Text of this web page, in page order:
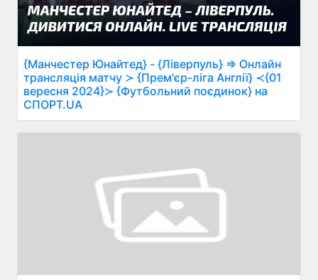
{Манчестер Юнайтед} - {Ліверпуль} ⇒ Онлайн
трансляція матчу ≻ {Прем'єр-ліга Англії} ≺{01
вересня 2024}≻ {Футбольний поєдинок} на
СПОРТ.UA